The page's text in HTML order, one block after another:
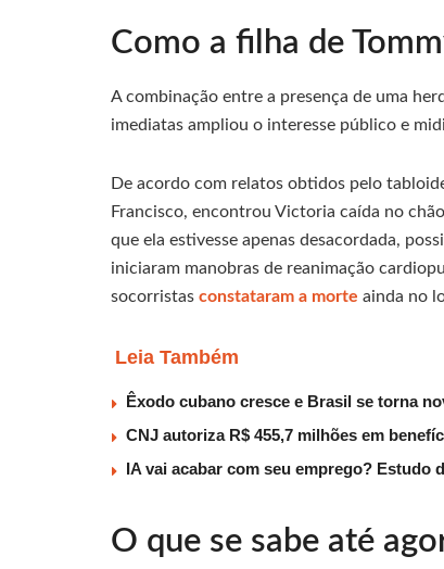
Como a filha de
A combinação entre a presença de uma
imediatas ampliou o interesse público e
De acordo com relatos obtidos pelo
Francisco, encontrou Victoria caída no
que ela estivesse apenas desacordada,
iniciaram manobras de reanimação
socorristas constataram a morte ainda no
Leia Também
Êxodo cubano cresce e Brasil se torna
CNJ autoriza R$ 455,7 milhões em
IA vai acabar com seu emprego? Estudo
O que se sabe até